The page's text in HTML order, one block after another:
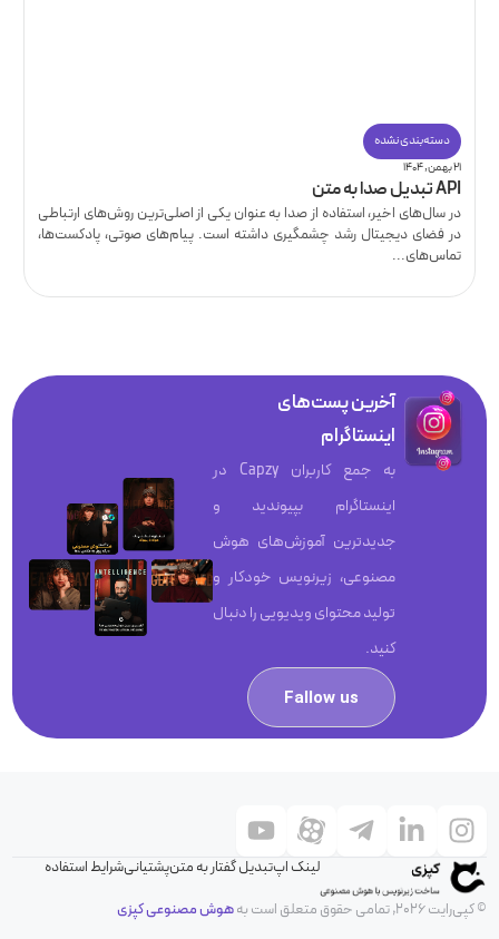
دسته‌بندی نشده
۲۱ بهمن, ۱۴۰۴
API تبدیل صدا به متن
در سال‌های اخیر، استفاده از صدا به عنوان یکی از اصلی‌ترین روش‌های ارتباطی
در فضای دیجیتال رشد چشمگیری داشته است. پیام‌های صوتی، پادکست‌ها،
تماس‌های...
آخرین پست‌های
اینستاگرام
به جمع کاربران Capzy در
اینستاگرام بپیوندید و
جدیدترین آموزش‌های هوش
مصنوعی، زیرنویس خودکار و
تولید محتوای ویدیویی را دنبال
کنید.
Fallow us
لینک اپتبدیل گفتار به متنپشتیانیشرایط استفاده
© کپی‌رایت 2026, تمامی حقوق متعلق است به
هوش مصنوعی کپزی